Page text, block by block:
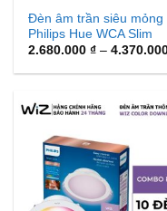
Đèn âm trần siêu mỏng
Philips Hue WCA Slim
2.680.000₫ –